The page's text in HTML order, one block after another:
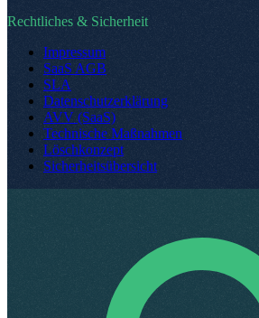
Rechtliches & Sicherheit
Impressum
SaaS AGB
SLA
Datenschutzerklärung
AVV (SaaS)
Technische Maßnahmen
Löschkonzept
Sicherheitsübersicht